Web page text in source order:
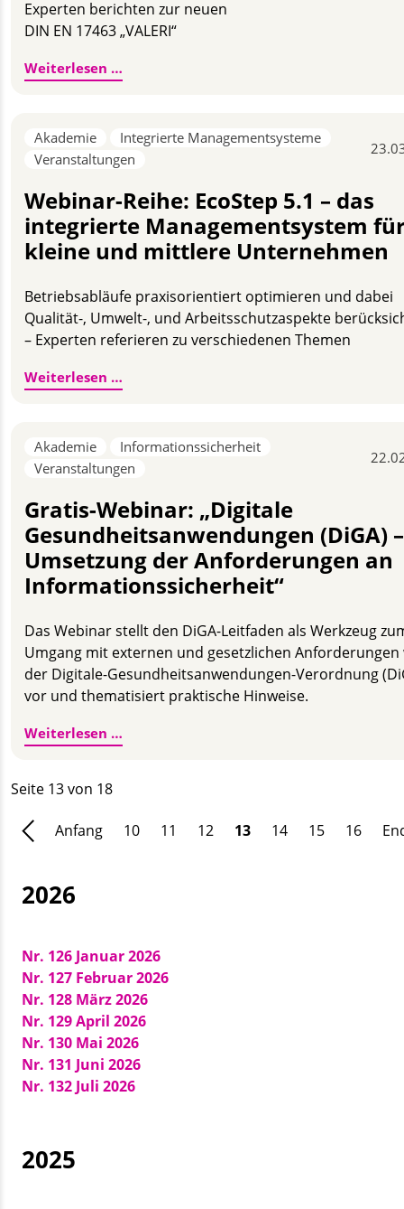
Experten berichten zur neuen
DIN EN 17463 „VALERI“
Weiterlesen …
Akademie
Integrierte Managementsysteme
Veranstaltungen
Webinar-Reihe: EcoStep 5.1 – das
integrierte Managementsystem
kleine und mittlere Unternehmen
Betriebsabläufe praxisorientiert optimieren und dabei
Qualität-, Umwelt-, und Arbeitsschutzaspekte
– Experten referieren zu verschiedenen Themen
Weiterlesen …
Akademie
Informationssicherheit
Veranstaltungen
Gratis-Webinar: „Digitale
Gesundheitsanwendungen (DiGA) –
Umsetzung der Anforderungen an
Informationssicherheit“
Das Webinar stellt den DiGA-Leitfaden als Werkzeug
Umgang mit externen und gesetzlichen Anforderungen
der Digitale-Gesundheitsanwendungen-Verordnung
vor und thematisiert praktische Hinweise.
Weiterlesen …
Seite 13 von 18
Anfang 10 11 12 13 14 15 16
2026
Nr. 126 Januar 2026
Nr. 127 Februar 2026
Nr. 128 März 2026
Nr. 129 April 2026
Nr. 130 Mai 2026
Nr. 131 Juni 2026
Nr. 132 Juli 2026
2025